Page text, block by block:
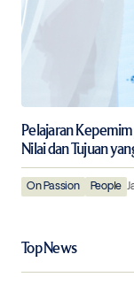
Pelajaran
Nilai dan Tujuan
On Passion People
Top News